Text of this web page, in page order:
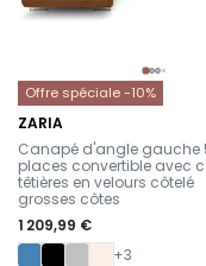
Offre spéciale -10%
ZARIA
-
Canapé d'angle gauche
places convertible avec
têtières en velours côtelé
grosses côtes
1 209,99 €
+3